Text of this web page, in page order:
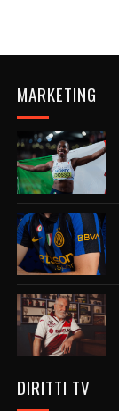
MARKETING
DIRITTI TV